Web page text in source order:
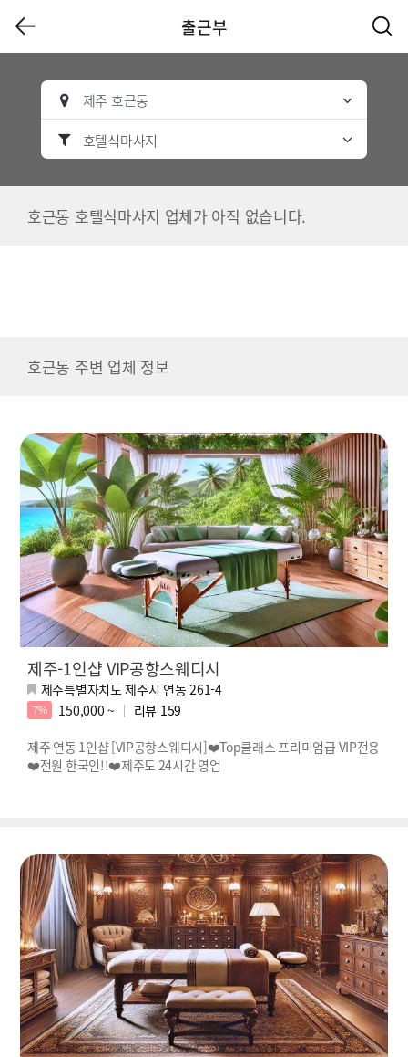
출근부
제주 호근동
호텔식마사지
호근동 호텔식마사지 업체가 아직 없습니다.
호근동 주변 업체 정보
제주-1인샵 VIP공항스웨디시
제주특별자치도 제주시 연동 261-4
7% 150,000 ~ 리뷰 159
제주 연동 1인샵 [VIP공항스웨디시]❤️Top클래스 프리미엄급 VIP전용
❤️전원 한국인!!❤️제주도 24시간 영업